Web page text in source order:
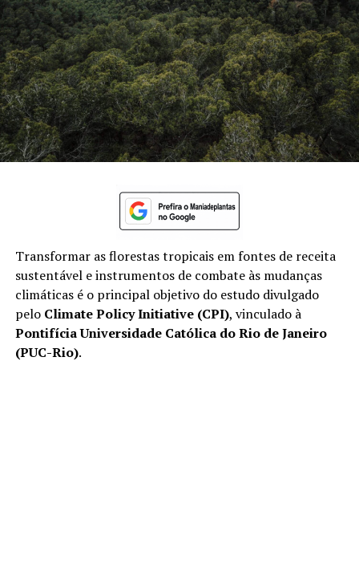
Transformar as florestas tropicais em fontes de receita
sustentável e instrumentos de combate às mudanças
climáticas é o principal objetivo do estudo divulgado
pelo Climate Policy Initiative (CPI), vinculado à
Pontifícia Universidade Católica do Rio de Janeiro
(PUC-Rio).